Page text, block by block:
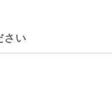
さい